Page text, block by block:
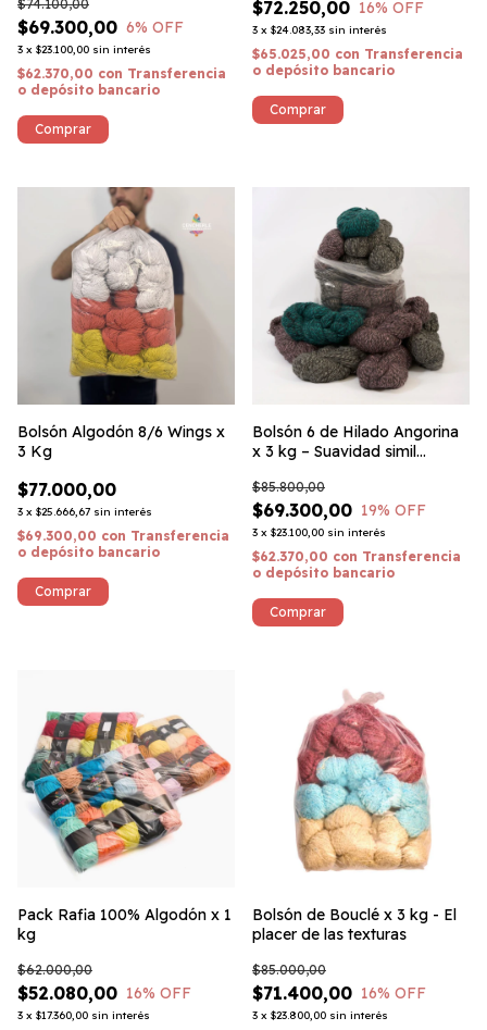
$69.300,00
$74.100,00
6% OFF
3 x $23.100,00 sin interés
$62.370,00 con Transferencia
o depósito bancario
$72.250,00 16% OFF
3 x $24.083,33 sin interés
$65.025,00 con Transferencia
o depósito bancario
Bolsón Algodón 8/6 Wings x
3 Kg
$77.000,00
3 x $25.666,67 sin interés
$69.300,00 con Transferencia
o depósito bancario
Bolsón 6 de Hilado Angorina
x 3 kg – Suavidad simil
$69.300,00
$85.800,00
19% OFF
3 x $23.100,00 sin interés
$62.370,00 con Transferencia
o depósito bancario
Pack Rafia 100% Algodón x 1
kg
$52.080,00
$62.000,00
16% OFF
3 x $17.360,00 sin interés
Bolsón de Bouclé x 3 kg - El
placer de las texturas
$71.400,00
$85.000,00
16% OFF
3 x $23.800,00 sin interés